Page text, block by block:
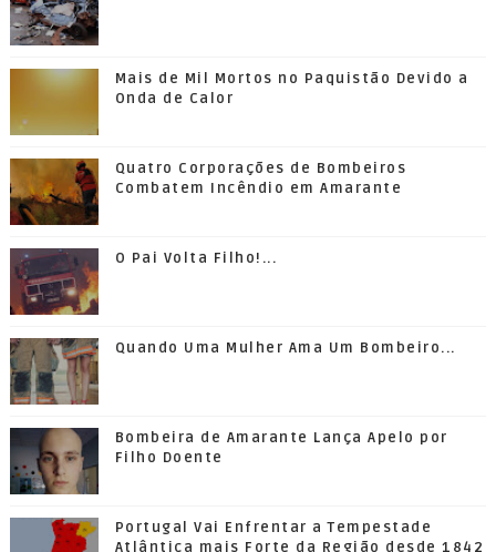
Mais de Mil Mortos no Paquistão Devido a
Onda de Calor
Quatro Corporações de Bombeiros
Combatem Incêndio em Amarante
O Pai Volta Filho!...
Quando Uma Mulher Ama Um Bombeiro...
Bombeira de Amarante Lança Apelo por
Filho Doente
Portugal Vai Enfrentar a Tempestade
Atlântica mais Forte da Região desde 1842